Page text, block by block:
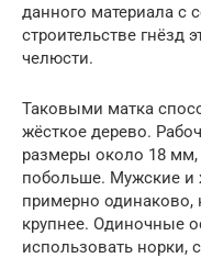
данного материала с
строительстве
челюсти.
Таковыми матка
жёсткое дерево.
размеры около 18 мм,
побольше. Мужские и
примерно
крупнее. Одиночные
использовать норки,